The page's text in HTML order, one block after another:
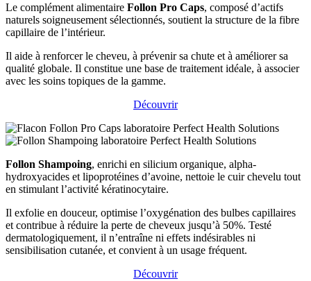
Le complément alimentaire Follon Pro Caps, composé d’actifs
naturels soigneusement sélectionnés, soutient la structure de la fibre
capillaire de l’intérieur.
Il aide à renforcer le cheveu, à prévenir sa chute et à améliorer sa
qualité globale. Il constitue une base de traitement idéale, à associer
avec les soins topiques de la gamme.
Découvrir
Follon Shampoing, enrichi en silicium organique, alpha-
hydroxyacides et lipoprotéines d’avoine, nettoie le cuir chevelu tout
en stimulant l’activité kératinocytaire.
Il exfolie en douceur, optimise l’oxygénation des bulbes capillaires
et contribue à réduire la perte de cheveux jusqu’à 50%. Testé
dermatologiquement, il n’entraîne ni effets indésirables ni
sensibilisation cutanée, et convient à un usage fréquent.
Découvrir